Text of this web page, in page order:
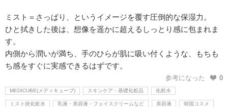
ミスト＝さっぱり、というイメージを覆す圧倒的な保湿力。
ひと拭きした後は、想像を遥かに超えるしっとり感に包まれま
す。
内側から潤いが満ち、手のひらが肌に吸い付くような、もちも
ち感をすぐに実感できるはずです。
参考になった 0
MEDICUBE(メディキューブ) スキンケア・基礎化粧品 化粧水
ミスト状化粧水 乳液・美容液・フェイスクリームなど 美容液 韓国コスメ